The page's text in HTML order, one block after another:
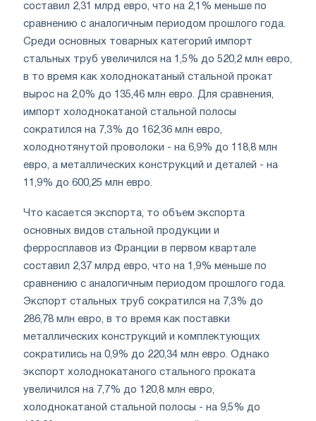
составил 2,31 млрд евро, что на 2,1% меньше по
сравнению с аналогичным периодом прошлого года.
Среди основных товарных категорий импорт
стальных труб увеличился на 1,5% до 520,2 млн евро,
в то время как холоднокатаный стальной прокат
вырос на 2,0% до 135,46 млн евро. Для сравнения,
импорт холоднокатаной стальной полосы
сократился на 7,3% до 162,36 млн евро,
холоднотянутой проволоки - на 6,9% до 118,8 млн
евро, а металлических конструкций и деталей - на
11,9% до 600,25 млн евро.
Что касается экспорта, то объем экспорта
основных видов стальной продукции и
ферросплавов из Франции в первом квартале
составил 2,37 млрд евро, что на 1,9% меньше по
сравнению с аналогичным периодом прошлого года.
Экспорт стальных труб сократился на 7,3% до
286,78 млн евро, в то время как поставки
металлических конструкций и комплектующих
сократились на 0,9% до 220,34 млн евро. Однако
экспорт холоднокатаного стального проката
увеличился на 7,7% до 120,8 млн евро,
холоднокатаной стальной полосы - на 9,5% до